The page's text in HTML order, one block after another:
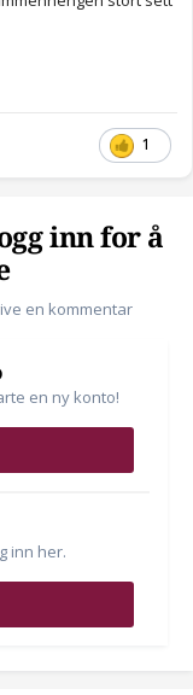
1
inn for å
en kommentar
en ny konto!
inn her.